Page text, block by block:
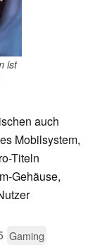
ist
auch
Mobilsystem,
Titeln
Gehäuse,
Gaming